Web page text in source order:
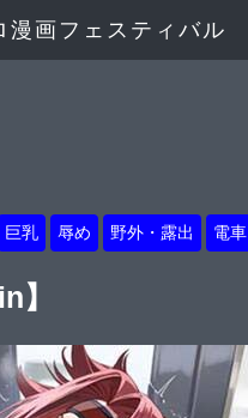
漫画フェスティバル
巨乳 辱め 野外・露出 電車
】